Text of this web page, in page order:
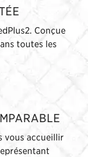
Conçue
toutes les
vous accueillir